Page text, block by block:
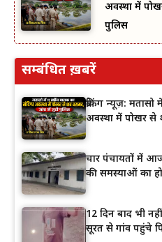
अवस्था में
पुलिस
सम्बंधित ख़बरें
ब्रेकिंग न्यूज़:
अवस्था में पोखर से
चार पंचायतों में आज
की समस्याओं का
12 दिन बाद भी
सूरत से गांव पहुंचे